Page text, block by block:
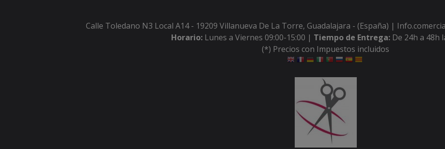
Calle Toledano N3 Local A14 - 19209 Villanueva De La Torre, Guadalajara - (España) |
Horario: Lunes a Viernes 09:00-15:00 | Tiempo de Entrega: De 24h a 48h
(*) Precios con Impuestos incluidos